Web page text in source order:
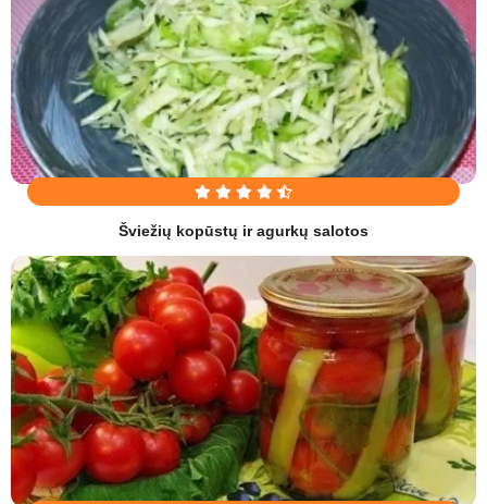
Šviežių kopūstų ir agurkų salotos